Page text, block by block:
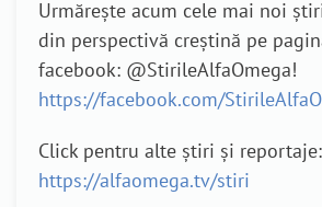
Urmărește acum cele mai noi
din perspectivă creștină pe
facebook: @StirileAlfaOmega!
https://facebook.com/
Click pentru alte știri și reportaje:
https://alfaomega.tv/stiri